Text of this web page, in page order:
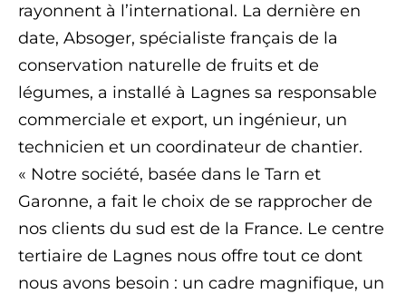
rayonnent à l’international. La dernière en
date, Absoger, spécialiste français de la
conservation naturelle de fruits et de
légumes, a installé à Lagnes sa responsable
commerciale et export, un ingénieur, un
technicien et un coordinateur de chantier.
« Notre société, basée dans le Tarn et
Garonne, a fait le choix de se rapprocher de
nos clients du sud est de la France. Le centre
tertiaire de Lagnes nous offre tout ce dont
nous avons besoin : un cadre magnifique, un